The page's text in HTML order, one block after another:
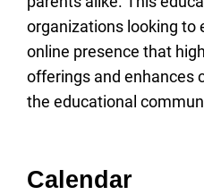
organizations looking to
online presence that
offerings and enhances
the educational
Calendar